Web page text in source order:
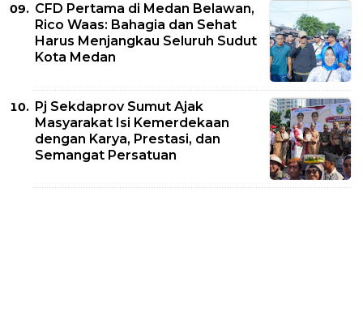
CFD Pertama di Medan Belawan,
Rico Waas: Bahagia dan Sehat
Harus Menjangkau Seluruh Sudut
Kota Medan
Pj Sekdaprov Sumut Ajak
Masyarakat Isi Kemerdekaan
dengan Karya, Prestasi, dan
Semangat Persatuan